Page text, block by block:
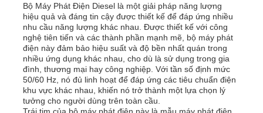
Bộ Máy Phát Điện Diesel là một giải pháp năng lượng
hiệu quả và đáng tin cậy được thiết kế để đáp ứng nhiều
nhu cầu năng lượng khác nhau. Được thiết kế với công
nghệ tiên tiến và các thành phần mạnh mẽ, bộ máy phát
điện này đảm bảo hiệu suất và độ bền nhất quán trong
nhiều ứng dụng khác nhau, cho dù là sử dụng trong gia
đình, thương mại hay công nghiệp. Với tần số định mức
50/60 Hz, nó đủ linh hoạt để đáp ứng các tiêu chuẩn điện
khu vực khác nhau, khiến nó trở thành một lựa chọn lý
tưởng cho người dùng trên toàn cầu.
Trái tim của bộ máy phát điện này là mẫu máy phát điện